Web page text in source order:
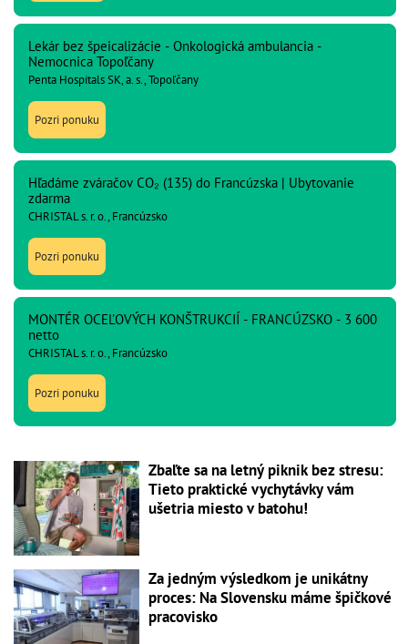
Lekár bez špeicalizácie - Onkologická ambulancia -
Nemocnica Topoľčany
Penta Hospitals SK, a. s., Topoľčany
Pozri ponuku
Hľadáme zváračov CO₂ (135) do Francúzska | Ubytovanie
zdarma
CHRISTAL s. r. o., Francúzsko
Pozri ponuku
MONTÉR OCEĽOVÝCH KONŠTRUKCIÍ - FRANCÚZSKO - 3 600
netto
CHRISTAL s. r. o., Francúzsko
Pozri ponuku
Zbaľte sa na letný piknik bez stresu:
Tieto praktické vychytávky vám
ušetria miesto v batohu!
Za jedným výsledkom je unikátny
proces: Na Slovensku máme špičkové
pracovisko